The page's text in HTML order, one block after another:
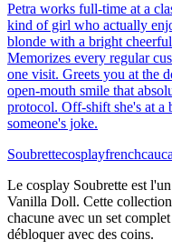
Petra works full-time at a
kind of girl who actually
blonde with a bright
Memorizes every regular
one visit. Greets you at the
open-mouth smile that
protocol. Off-shift she's at a
someone's joke.
Soubrettecosplayfrench
Le cosplay Soubrette est
Vanilla Doll. Cette
chacune avec un set
débloquer avec des coins.